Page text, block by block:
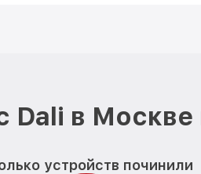
Dali в Москве
устройств починили